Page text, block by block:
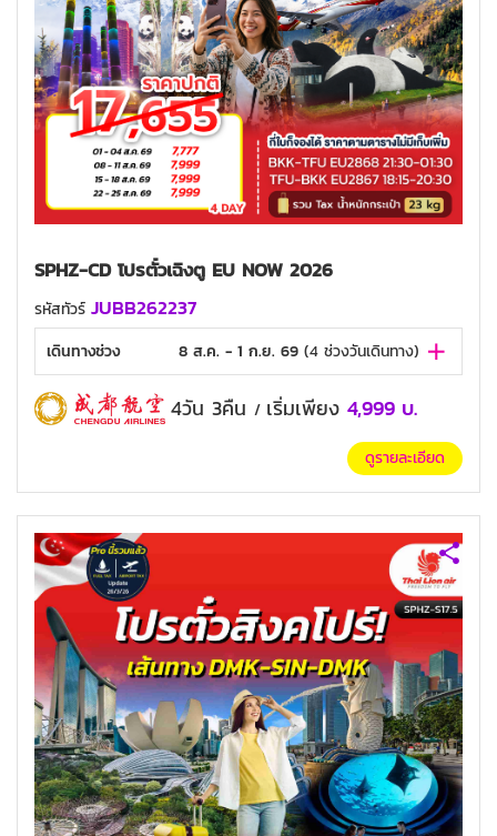
SPHZ-CD โปรตั๋วเฉิงตู EU NOW 2026
รหัสทัวร์ JUBB262237
เดินทางช่วง 8 ส.ค. - 1 ก.ย. 69 (4 ช่วงวันเดินทาง)
4วัน 3คืน / เริ่มเพียง 4,999 บ.
ดูรายละเอียด